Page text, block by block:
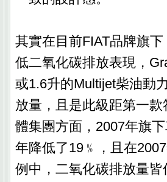
其實在目前FIAT品牌旗
低二氧化碳排放表現，
或1.6升的Multijet柴油動
放量，且是此級距第一
體集團方面，2007年旗
年降低了19﹪，且在
例中，二氧化碳排放量